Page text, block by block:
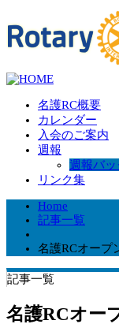
名護RC概要
カレンダー
入会のご案内
週報
週報バ
リンク集
Home
記事一覧
名護RCオープ
記事一覧
名護RCオー